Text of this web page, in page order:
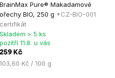
BrainMax Pure® Makadamové
ořechy BIO, 250 g *CZ-BIO-001
certifikát
hodnocení
produktu
je
5,0
z
5
Skladem > 5 ks
pozítří 11.8. u vás
259 Kč
Měrná
103,60 Kč / 100 g